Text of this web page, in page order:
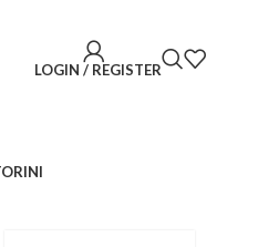
LOGIN / REGISTER